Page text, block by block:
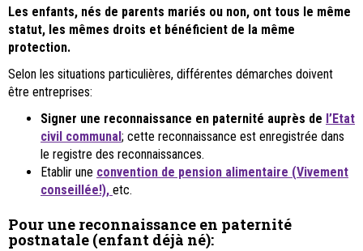
Les enfants, nés de parents mariés ou non, ont tous le même
statut, les mêmes droits et bénéficient de la même
protection.
Selon les situations particulières, différentes démarches doivent
être entreprises:
Signer une reconnaissance en paternité auprès de l’Etat
civil communal ; cette reconnaissance est enregistrée dans
le registre des reconnaissances.
Etablir une convention de pension alimentaire (Vivement
conseillée!), etc.
Pour une reconnaissance en paternité
postnatale (enfant déjà né):